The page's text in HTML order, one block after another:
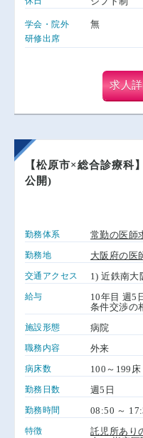
学会・院外
研修出席
無
求人
【松原市×総合診療科
公開)
勤務体系 常勤の医師
勤務地 大阪府の医
交通アクセス 1) 近鉄南大
給与
10年目 週5
条件交渉の
施設形態 病院
職務内容 外来
病床数 100～199床
勤務日数 週5日
勤務時間 08:50 ～
特徴 託児所あり